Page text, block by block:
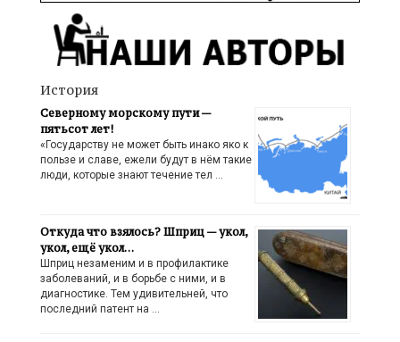
История
Северному морскому пути —
пятьсот лет!
«Государству не может быть инако яко к
пользе и славе, ежели будут в нём такие
люди, которые знают течение тел …
Откуда что взялось? Шприц — укол,
укол, ещё укол…
Шприц незаменим и в профилактике
заболеваний, и в борьбе с ними, и в
диагностике. Тем удивительней, что
последний патент на …